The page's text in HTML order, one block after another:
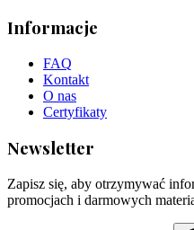
Informacje
FAQ
Kontakt
O nas
Certyfikaty
Newsletter
Zapisz się, aby otrzymywać
promocjach i darmowych